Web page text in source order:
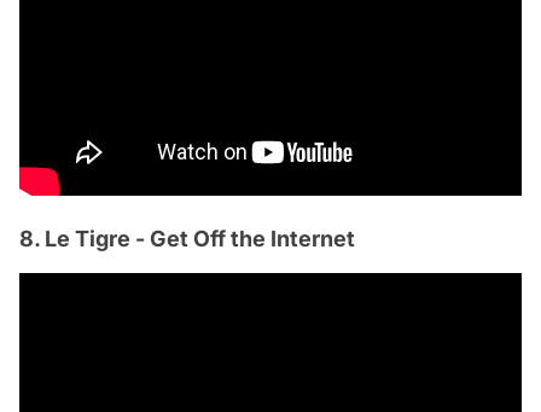
8. Le Tigre - Get Off the Internet